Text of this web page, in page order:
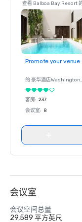
查看 Balboa Bay Resort
Promote your venue
的 豪华酒店Washington
客房: 237
会议室: 8
会议室
会议空间总量
29,589 平方英尺